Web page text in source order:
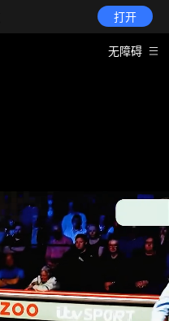
打开
无障碍